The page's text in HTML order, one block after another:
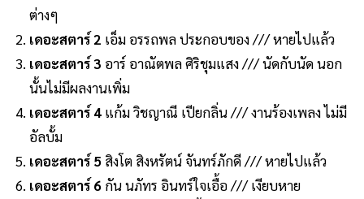
ต่างๆ
เดอะสตาร์ 2 เอ็ม อรรถพล ประกอบของ /// หายไปแล้ว
เดอะสตาร์ 3 อาร์ อาณัตพล ศิริชุมแสง /// นัดกับนัด นอก
นั้นไม่มีผลงานเพิ่ม
เดอะสตาร์ 4 แก้ม วิชญาณี เปียกลิ่น /// งานร้องเพลง ไม่มี
อัลบั้ม
เดอะสตาร์ 5 สิงโต สิงหรัตน์ จันทร์ภักดี /// หายไปแล้ว
เดอะสตาร์ 6 กัน นภัทร อินทร์ใจเอื้อ /// เงียบหาย